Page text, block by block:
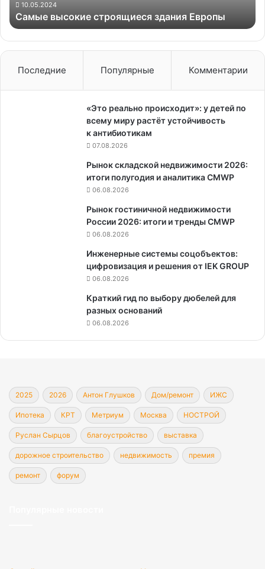
10.05.2024
Самые высокие строящиеся здания Европы
Последние Популярные Комментарии
«Это реально происходит»: у детей по
всему миру растёт устойчивость
к антибиотикам
07.08.2026
Рынок складской недвижимости 2026:
итоги полугодия и аналитика CMWP
06.08.2026
Рынок гостиничной недвижимости
России 2026: итоги и тренды CMWP
06.08.2026
Инженерные системы соцобъектов:
цифровизация и решения от IEK GROUP
06.08.2026
Краткий гид по выбору дюбелей для
разных оснований
06.08.2026
2025 2026 Антон Глушков Дом/ремонт ИЖС
Ипотека КРТ Метриум Москва НОСТРОЙ
Руслан Сырцов благоустройство выставка
дорожное строительство недвижимость премия
ремонт форум